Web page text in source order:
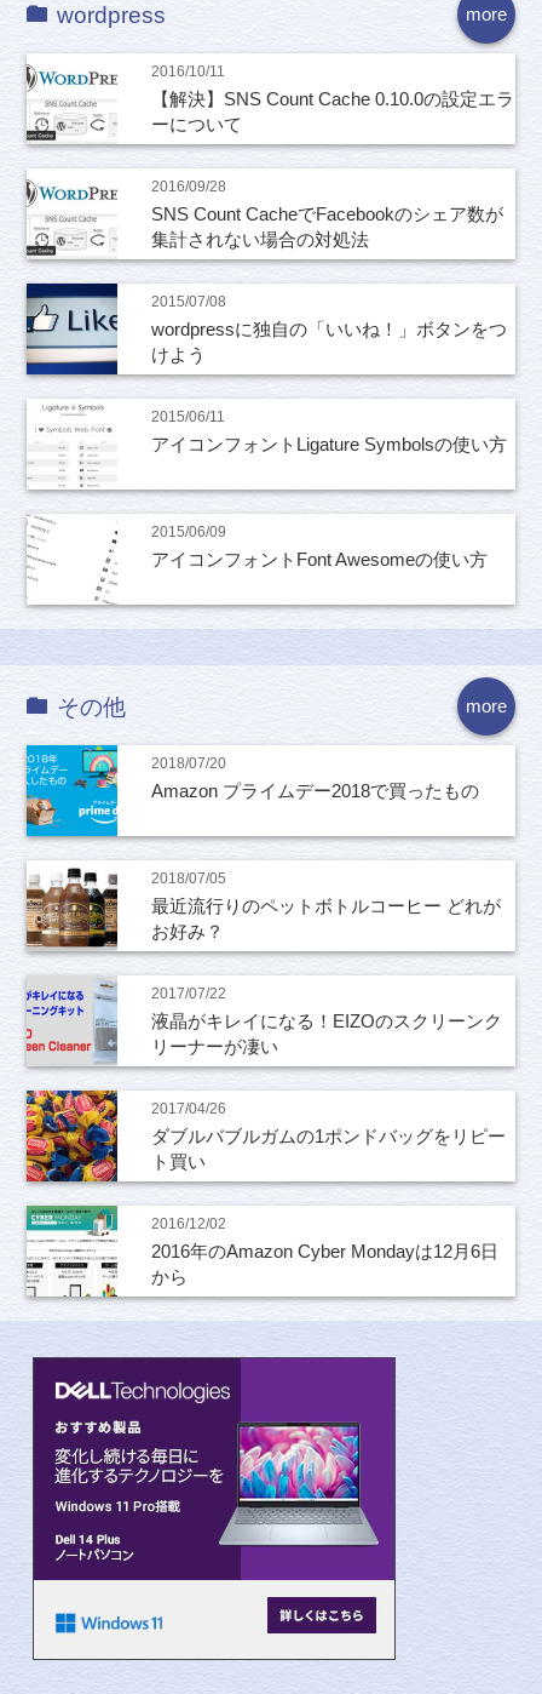
more
wordpress
2016/10/11
【解決】SNS Count Cache 0.10.0の設定エラ
ーについて
2016/09/28
SNS Count CacheでFacebookのシェア数が
集計されない場合の対処法
2015/07/08
wordpressに独自の「いいね！」ボタンをつ
けよう
2015/06/11
アイコンフォントLigature Symbolsの使い方
2015/06/09
アイコンフォントFont Awesomeの使い方
more
その他
2018/07/20
Amazon プライムデー2018で買ったもの
2018/07/05
最近流行りのペットボトルコーヒー どれが
お好み？
2017/07/22
液晶がキレイになる！EIZOのスクリーンク
リーナーが凄い
2017/04/26
ダブルバブルガムの1ポンドバッグをリピー
ト買い
2016/12/02
2016年のAmazon Cyber Mondayは12月6日
から